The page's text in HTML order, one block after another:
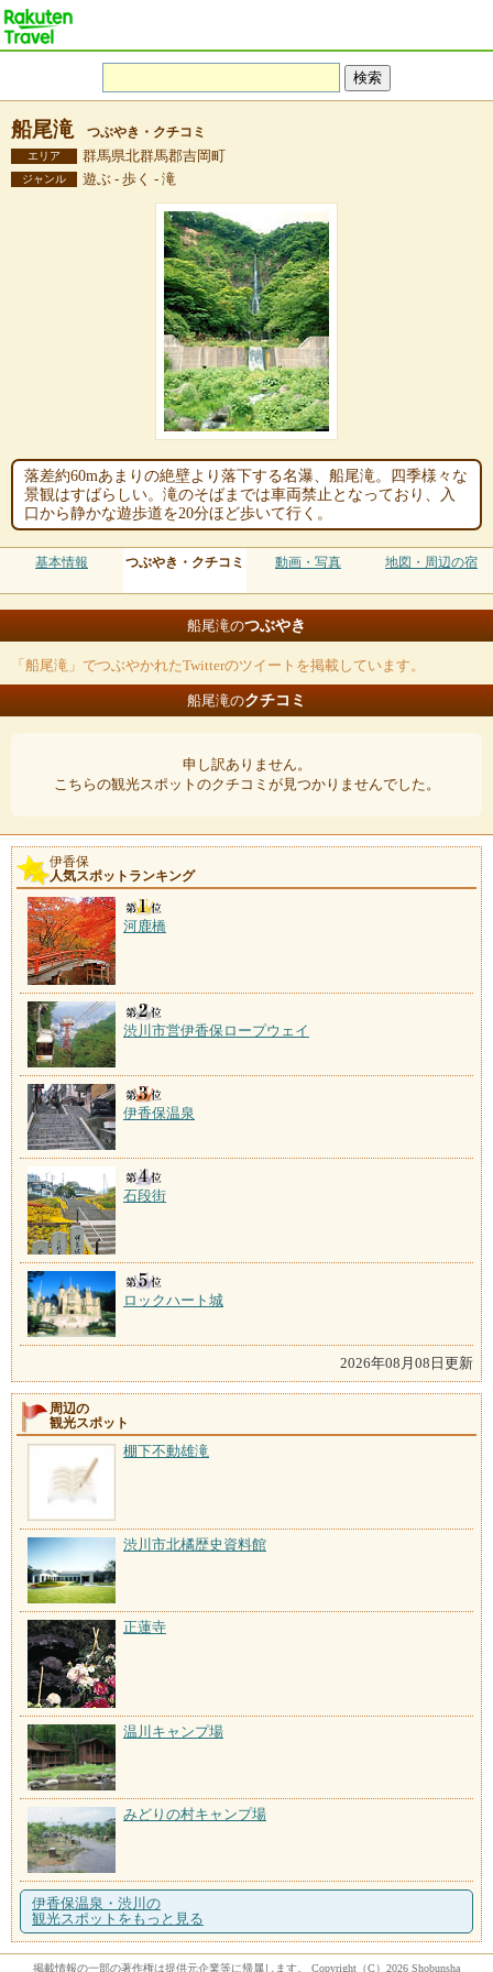
船尾滝 つぶやき・クチコミ
エリア 群馬県北群馬郡吉岡町
ジャンル 遊ぶ - 歩く - 滝
落差約60mあまりの絶壁より落下する名瀑、船尾滝。四季様々な
景観はすばらしい。滝のそばまでは車両禁止となっており、入
口から静かな遊歩道を20分ほど歩いて行く。
基本情報 つぶやき・クチコミ 動画・写真 地図・周辺の宿
船尾滝のつぶやき
「船尾滝」でつぶやかれたTwitterのツイートを掲載しています。
船尾滝のクチコミ
申し訳ありません。
こちらの観光スポットのクチコミが見つかりませんでした。
伊香保
人気スポットランキング
河鹿橋
渋川市営伊香保ロープウェイ
伊香保温泉
石段街
ロックハート城
2026年08月08日更新
周辺の
観光スポット
棚下不動雄滝
渋川市北橘歴史資料館
正蓮寺
温川キャンプ場
みどりの村キャンプ場
伊香保温泉・渋川の
観光スポットをもっと見る
掲載情報の一部の著作権は提供元企業等に帰属します。 Copyright（C）2026 Shobunsha